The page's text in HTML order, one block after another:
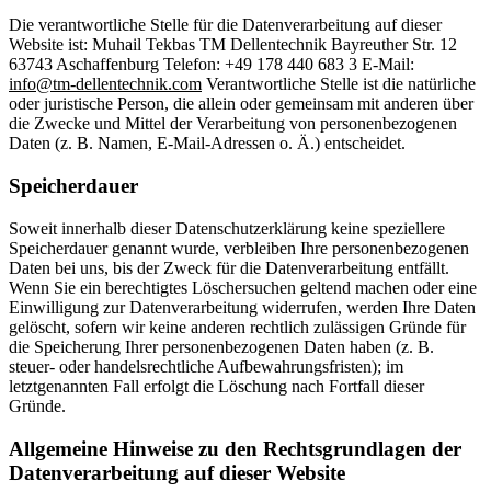
Die verantwortliche Stelle für die Datenverarbeitung auf dieser
Website ist: Muhail Tekbas TM Dellentechnik Bayreuther Str. 12
63743 Aschaffenburg Telefon: +49 178 440 683 3 E-Mail:
info@tm-dellentechnik.com Verantwortliche Stelle ist die natürliche
oder juristische Person, die allein oder gemeinsam mit anderen über
die Zwecke und Mittel der Verarbeitung von personenbezogenen
Daten (z. B. Namen, E-Mail-Adressen o. Ä.) entscheidet.
Speicherdauer
Soweit innerhalb dieser Datenschutzerklärung keine speziellere
Speicherdauer genannt wurde, verbleiben Ihre personenbezogenen
Daten bei uns, bis der Zweck für die Datenverarbeitung entfällt.
Wenn Sie ein berechtigtes Löschersuchen geltend machen oder eine
Einwilligung zur Datenverarbeitung widerrufen, werden Ihre Daten
gelöscht, sofern wir keine anderen rechtlich zulässigen Gründe für
die Speicherung Ihrer personenbezogenen Daten haben (z. B.
steuer- oder handelsrechtliche Aufbewahrungsfristen); im
letztgenannten Fall erfolgt die Löschung nach Fortfall dieser
Gründe.
Allgemeine Hinweise zu den Rechtsgrundlagen der
Datenverarbeitung auf dieser Website